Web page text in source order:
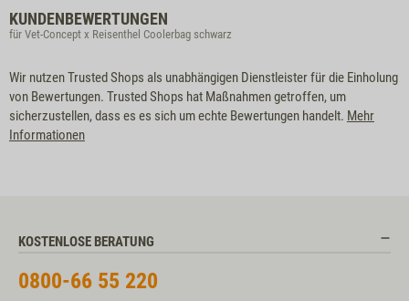
KUNDENBEWERTUNGEN
für Vet-Concept x Reisenthel Coolerbag schwarz
Wir nutzen Trusted Shops als unabhängigen Dienstleister für die Einholung
von Bewertungen. Trusted Shops hat Maßnahmen getroffen, um
sicherzustellen, dass es es sich um echte Bewertungen handelt. Mehr
Informationen
KOSTENLOSE BERATUNG
0800-66 55 220